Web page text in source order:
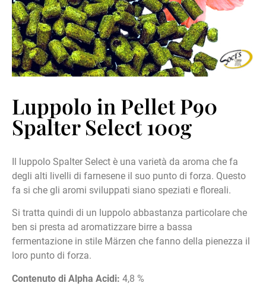
Luppolo in Pellet P90
Spalter Select 100g
Il luppolo Spalter Select è una varietà da aroma che fa
degli alti livelli di farnesene il suo punto di forza. Questo
fa si che gli aromi sviluppati siano speziati e floreali.
Si tratta quindi di un luppolo abbastanza particolare che
ben si presta ad aromatizzare birre a bassa
fermentazione in stile Märzen che fanno della pienezza il
loro punto di forza.
Contenuto di Alpha Acidi: 4,8 %